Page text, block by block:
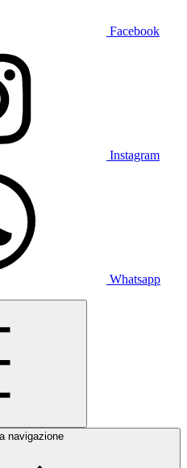
Facebook
Instagram
Whatsapp
navigazione